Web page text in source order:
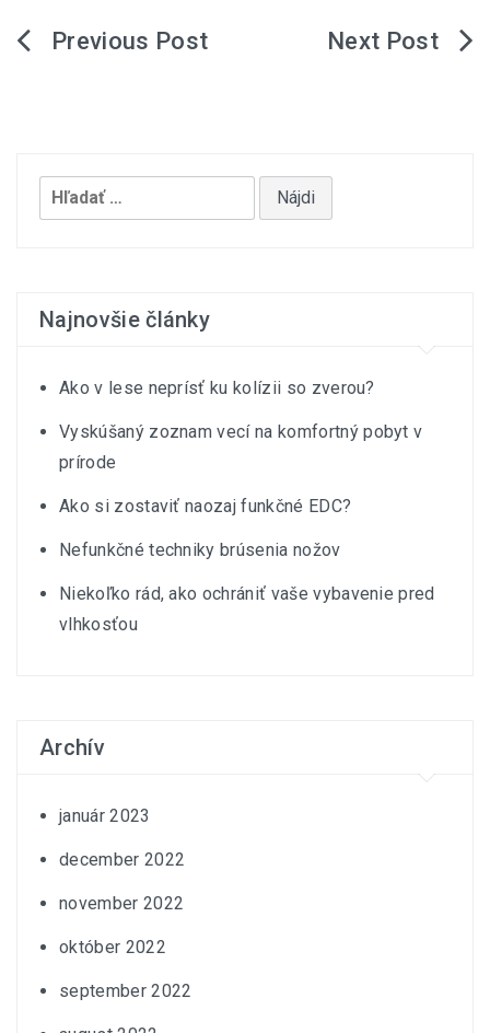
Navigácia
Hľadať:
Najnovšie články
Ako v lese neprísť ku kolízii so zverou?
Vyskúšaný zoznam vecí na komfortný pobyt v
prírode
Ako si zostaviť naozaj funkčné EDC?
Nefunkčné techniky brúsenia nožov
Niekoľko rád, ako ochrániť vaše vybavenie pred
vlhkosťou
Archív
január 2023
december 2022
november 2022
október 2022
september 2022